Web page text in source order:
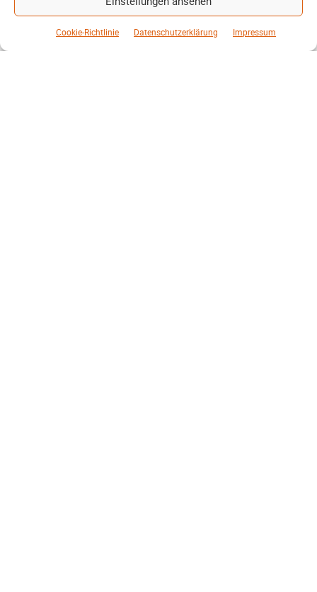
Cookie-Richtlinie Datenschutzerklärung Impressum
Joker Anton Welke mit einem späten Treffer den wichtigen